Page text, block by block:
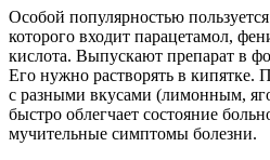
Особой популярностью
которого входит парацетамол,
кислота. Выпускают препарат в
Его нужно растворять в кипятке.
с разными вкусами (лимонным,
быстро облегчает состояние
мучительные симптомы болезни.